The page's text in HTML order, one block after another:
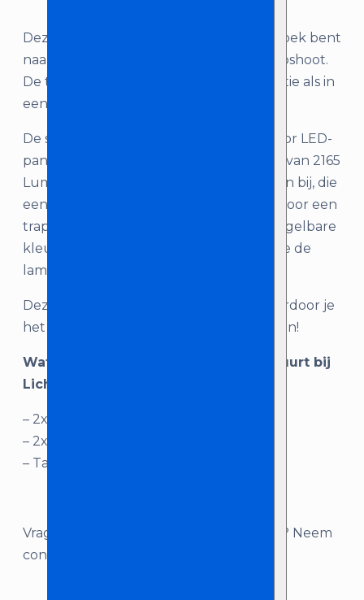
Deze Ledgo Lichtset is handig als je op zoek bent
naar LED lampen bij je fotoshoot of videoshoot.
De twee LED panelen zijn zowel op locatie als in
een studio te gebruiken.
De set bestaat uit twee LG-E268C Bi-Color LED-
panelen met allebei een lichtopbrengst van 2165
Lumen. Ook zitten er twee lampstatieven bij, die
eenvoudig in hoogte te verstellen zijn. Door een
traploos instelbare helderheid en een regelbare
kleurtemperatuur (3200 – 5600K) kun je de
lampen aanpassen naar wens.
Deze set komt in een compacte tas, waardoor je
het geheel gemakkelijk mee kunt nemen!
Wat je krijgt als je ‘Ledgo Lichtset’ huurt bij
Licht en Geluid Zeeland:
– 2x LED paneel incl. bekabeling
– 2x Lichtstatief
– Tas
Vragen over dit product, of advies nodig? Neem
contact met ons op!